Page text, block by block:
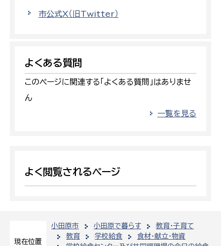
現在位置
小田原市 小田原で暮らす
教育・子育て
教育
学校給食
食材・献立・物資
市公式X（旧Twitter）
よくある質問
このページに関連する「よくある質問」はありませ
ん
一覧を見る
よく閲覧されるページ